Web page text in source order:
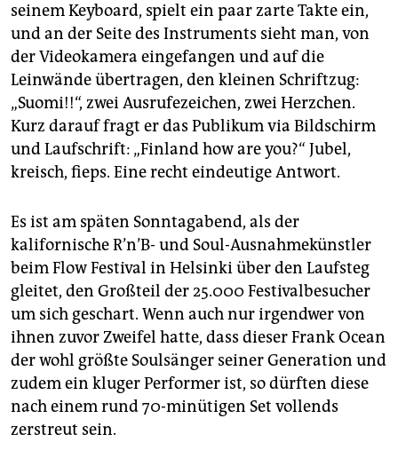
seinem Keyboard, spielt ein paar zarte Takte ein,
und an der Seite des Instruments sieht man, von
der Videokamera eingefangen und auf die
Leinwände übertragen, den kleinen Schriftzug:
„Suomi!!“, zwei Ausrufezeichen, zwei Herzchen.
Kurz darauf fragt er das Publikum via Bildschirm
und Laufschrift: „Finland how are you?“ Jubel,
kreisch, fieps. Eine recht eindeutige Antwort.
Es ist am späten Sonntagabend, als der
kalifornische R’n’B- und Soul-Ausnahmekünstler
beim Flow Festival in Helsinki über den Laufsteg
gleitet, den Großteil der 25.000 Festivalbesucher
um sich geschart. Wenn auch nur irgendwer von
ihnen zuvor Zweifel hatte, dass dieser Frank Ocean
der wohl größte Soulsänger seiner Generation und
zudem ein kluger Performer ist, so dürften diese
nach einem rund 70-minütigen Set vollends
zerstreut sein.